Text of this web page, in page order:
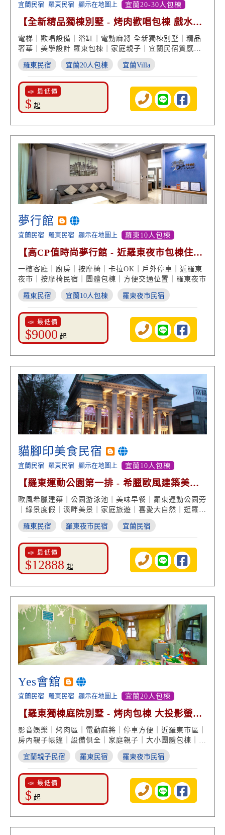
宜蘭民宿 羅東民宿 顯示在地圖上 宜蘭20-30人包棟
【全新精品獨棟別墅 - 烤肉歡唱包棟 戲水全
娛樂】
電梯｜歡唱設備｜浴缸｜電動麻將 全新獨棟別墅｜精品
奢華｜美學設計 羅東包棟｜家庭親子｜宜蘭民宿質感推
薦
羅東民宿 宜蘭20人包棟 宜蘭Villa
📣 最低價
$ 起
夢行館
宜蘭民宿 羅東民宿 顯示在地圖上 羅東10人包棟
【高CP值時尚夢行館 - 近羅東夜市包棟住宿
首選】
一樓客廳｜廚房｜按摩椅｜卡拉OK｜戶外停車｜近羅東
夜市｜按摩椅民宿｜團體包棟｜方便交通位置｜羅東夜市
羅東民宿 宜蘭10人包棟 羅東夜市民宿
📣 最低價
$9000 起
貓腳印美食民宿
宜蘭民宿 羅東民宿 顯示在地圖上 宜蘭10人包棟
【羅東運動公園第一排 - 希臘歐風建築美
學】
歐風希臘建築｜公園游泳池｜美味早餐｜羅東運動公園旁
｜綠景度假｜溪畔美景｜家庭旅遊｜喜愛大自然｜逛羅東
夜市
羅東民宿 羅東夜市民宿 宜蘭民宿
📣 最低價
$12888 起
Yes會舘
宜蘭民宿 羅東民宿 顯示在地圖上 宜蘭20人包棟
【羅東獨棟庭院別墅 - 烤肉包棟 大投影螢幕
親子遊戲】
影音娛樂｜烤肉區｜電動麻將｜停車方便｜近羅東市區｜
房內親子帳篷｜設備俱全｜家庭親子｜大小團體包棟｜宜
蘭民宿旅遊
宜蘭親子民宿 羅東民宿 羅東夜市民宿
📣 最低價
$ 起